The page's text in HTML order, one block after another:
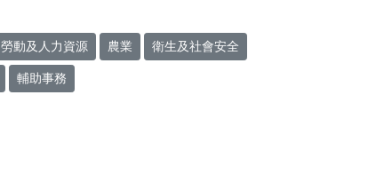
勞動及人力資源 農業 衛生及社會安全
輔助事務